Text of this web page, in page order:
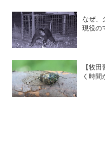
なぜ、
現役の
【牧
く時間